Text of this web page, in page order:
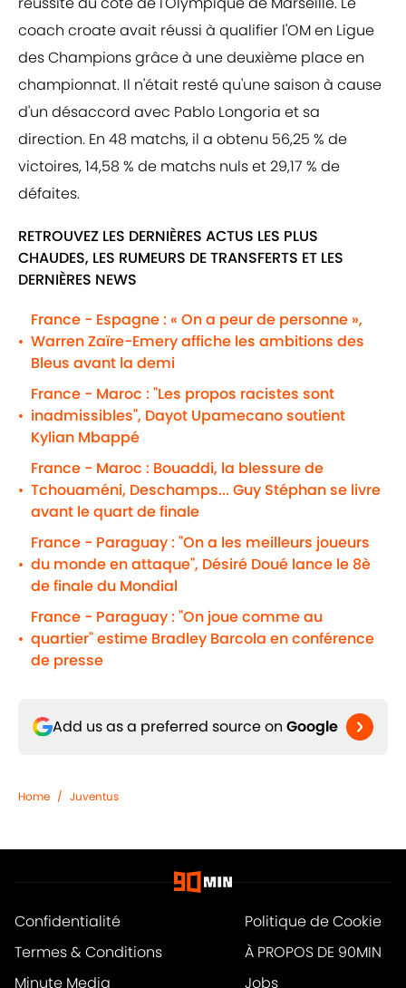
coach croate avait réussi à qualifier l'OM en Ligue
des Champions grâce à une deuxième place en
championnat. Il n'était resté qu'une saison à cause
d'un désaccord avec Pablo Longoria et sa
direction. En 48 matchs, il a obtenu 56,25 % de
victoires, 14,58 % de matchs nuls et 29,17 % de
défaites.
RETROUVEZ LES DERNIÈRES ACTUS LES PLUS
CHAUDES, LES RUMEURS DE TRANSFERTS ET LES
DERNIÈRES NEWS
•
France - Espagne : « On a peur de personne »,
Warren Zaïre-Emery affiche les ambitions des
Bleus avant la demi
•
France - Maroc : "Les propos racistes sont
inadmissibles", Dayot Upamecano soutient
Kylian Mbappé
•
France - Maroc : Bouaddi, la blessure de
Tchouaméni, Deschamps... Guy Stéphan se livre
avant le quart de finale
•
France - Paraguay : "On a les meilleurs joueurs
du monde en attaque", Désiré Doué lance le 8è
de finale du Mondial
•
France - Paraguay : "On joue comme au
quartier" estime Bradley Barcola en conférence
de presse
Add us as a preferred source on Google
Home / Juventus
Confidentialité
Politique de Cookie
Termes & Conditions
À PROPOS DE 90MIN
Minute Media
Jobs